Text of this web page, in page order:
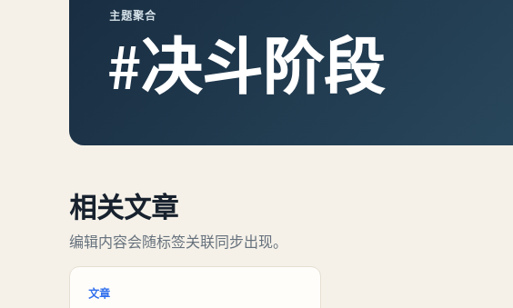
主题聚合
#决斗阶段
相关文章
编辑内容会随标签关联同步出现。
文章